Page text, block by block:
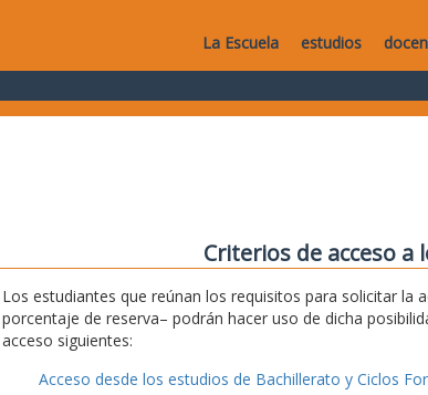
La Escuela estudios
Criterios de acceso a
Los estudiantes que reúnan los requisitos para solicitar la
porcentaje de reserva– podrán hacer uso de dicha
acceso siguientes:
Acceso desde los estudios de Bachillerato y Ciclos